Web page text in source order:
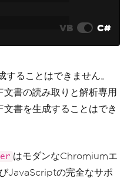
VB C#
ることはできません。
書の読み取りと解析専用
書を生成することはでき
はモダンなChromiumエ
JavaScriptの完全なサポ